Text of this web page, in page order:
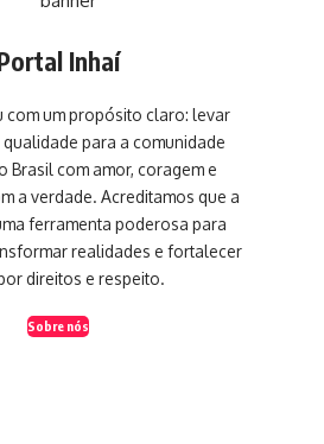
Inhaí
com um propósito claro: levar
para a comunidade
Brasil com amor, coragem e
a verdade. Acreditamos que a
ferramenta poderosa para
realidades e fortalecer
direitos e respeito.
Sobre nós